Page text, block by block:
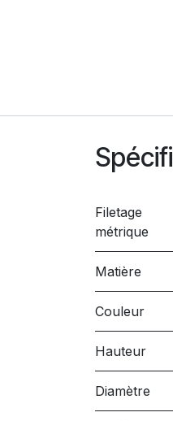
Filetage
métrique
Matière
Couleur
Hauteur
Diamètre